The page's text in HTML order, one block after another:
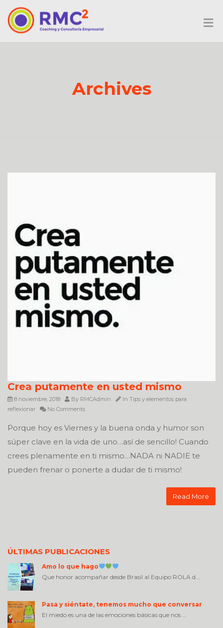
Archives
Crea putamente en usted mismo
8 noviembre, 2018 By RMCAdmin In Tips y elementos para
reflexionar
No Comments
Porque hoy es Viernes y la buena onda y humor son
súper clave en la vida de uno…así de sencillo! Cuando
crees plenamente en ti mismo…NADA ni NADIE te
pueden frenar o ponerte a dudar de ti mismo!
Read More
ÚLTIMAS PUBLICACIONES
Amo lo que hago
Que honor acompañar desde Brasil al Equipo ROLA d...
Pasa y siéntate, tenemos mucho que conversar
El miedo es una de las emociones básicas que nos ...